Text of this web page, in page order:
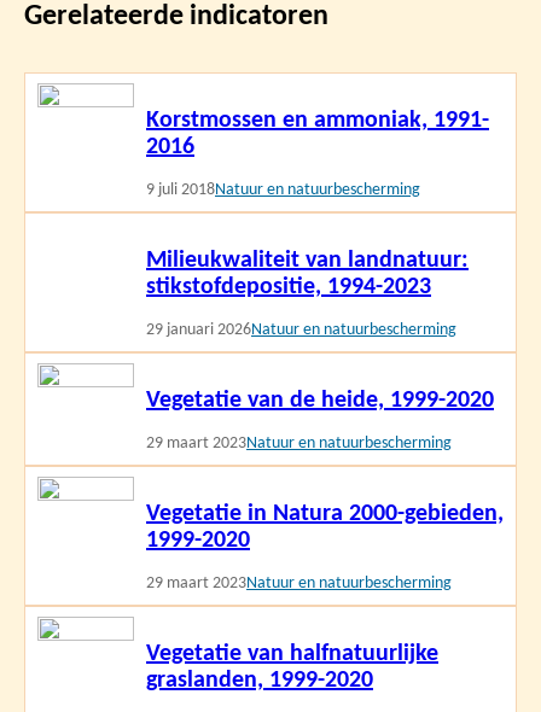
Gerelateerde indicatoren
Korstmossen en ammoniak, 1991-
2016
9 juli 2018Natuur en natuurbescherming
Lees
Milieukwaliteit van landnatuur:
stikstofdepositie, 1994-2023
29 januari 2026Natuur en natuurbescherming
Vegetatie van de heide, 1999-2020
29 maart 2023Natuur en natuurbescherming
Lees
Vegetatie in Natura 2000-gebieden,
1999-2020
29 maart 2023Natuur en natuurbescherming
Lees
Vegetatie van halfnatuurlijke
graslanden, 1999-2020
Lees